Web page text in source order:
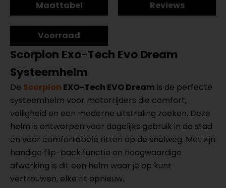
Maattabel Reviews
Voorraad
Scorpion Exo-Tech Evo Dream
Systeemhelm
De Scorpion EXO-Tech EVO Dream is de perfecte
systeemhelm voor motorrijders die comfort,
veiligheid en een moderne uitstraling zoeken. Deze
helm is ontworpen voor dagelijks gebruik in de stad
en voor comfortabele ritten op de snelweg. Met zijn
handige flip-back functie en hoogwaardige
afwerking is dit een helm waar je op kunt
vertrouwen, elke rit opnieuw.